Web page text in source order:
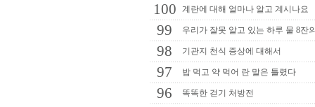
100 계란에 대해 얼마나 알고 계시나요
99 우리가 잘못 알고 있는 하루 물 8잔
98 기관지 천식 증상에 대해서
97 밥 먹고 약 먹어 란 말은 틀렸다
96 똑똑한 걷기 처방전